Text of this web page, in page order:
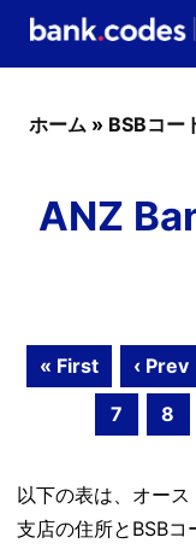
ホーム » BSBコー
ANZ
« First ‹ Prev
7
8
以下の表は、オー
支店の住所とBSBコ